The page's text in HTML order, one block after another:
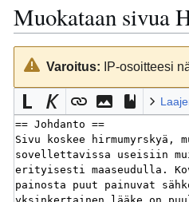
Muokataan sivua
Siirry
navigaatioon
Siirry
hakuunVaroitus: IP-osoitteesi